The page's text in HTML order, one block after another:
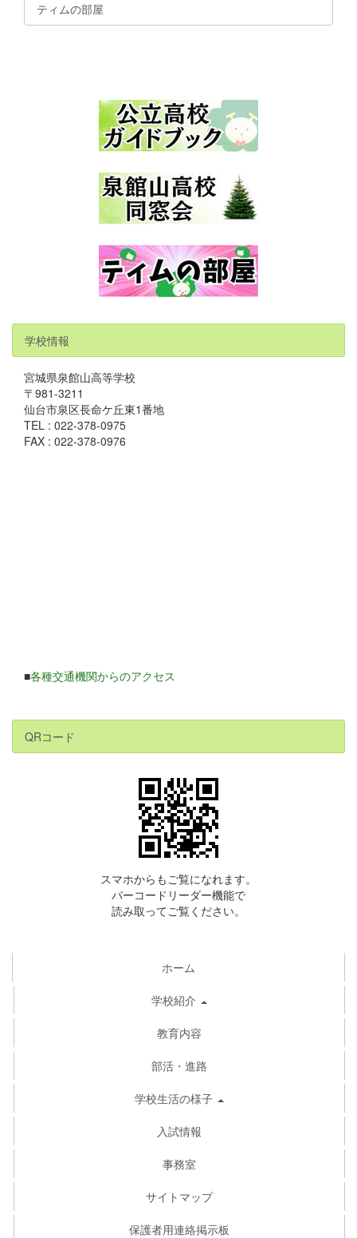
ティムの部屋
学校情報
宮城県泉館山高等学校
〒981-3211
仙台市泉区長命ケ丘東1番地
TEL : 022-378-0975
FAX : 022-378-0976
■各種交通機関からのアクセス
QRコード
スマホからもご覧になれます。
バーコードリーダー機能で
読み取ってご覧ください。
ホーム
学校紹介
教育内容
部活・進路
学校生活の様子
入試情報
事務室
サイトマップ
保護者用連絡掲示板